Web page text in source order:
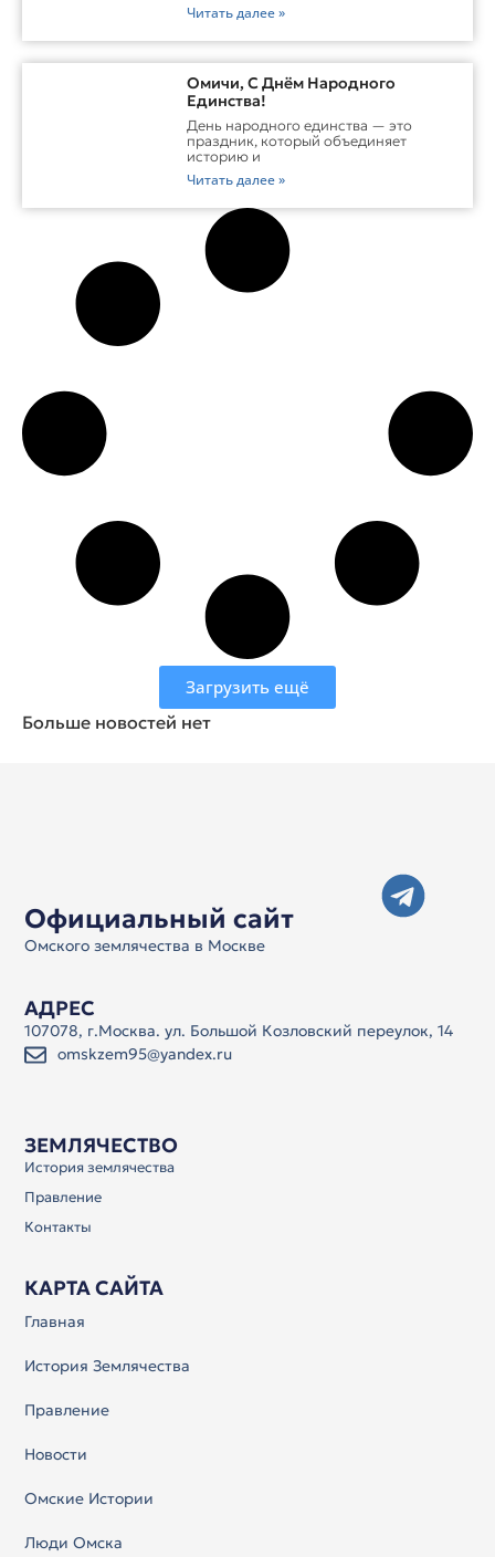
Читать далее »
Омичи, С Днём Народного
Единства!
День народного единства — это
праздник, который объединяет
историю и
Читать далее »
Загрузить ещё
Больше новостей нет
Официальный сайт
Омского землячества в Москве
ЗЕМЛЯЧЕСТВО
История землячества
Правление
Контакты
КАРТА САЙТА
Главная
История Землячества
Правление
Новости
Омские Истории
Люди Омска
АДРЕС
107078, г.Москва. ул. Большой Козловский переулок, 14
omskzem95@yandex.ru